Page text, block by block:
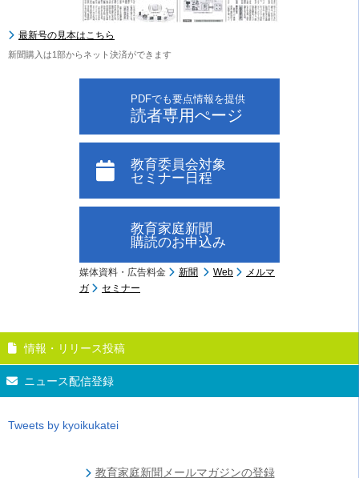
最新号の見本はこちら
新聞購入は1部からネット決済ができます
PDFでも要点情報を提供
読者専用ぺージ
教育委員会対象
セミナー日程
教育家庭新聞
購読のお申込み
媒体資料・広告料金 新聞 Web
メルマ
ガ
セミナー
情報・リリース投稿
ニュース配信登録
Tweets by kyoikukatei
教育家庭新聞メールマガジンの登録